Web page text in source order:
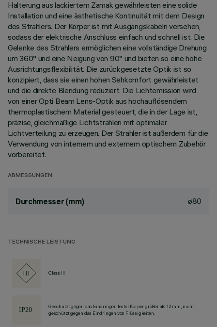
Halterung aus lackiertem Zamak gewährleisten eine solide
Installation und eine ästhetische Kontinuität mit dem Design
des Strahlers. Der Körper ist mit Ausgangskabeln versehen,
sodass der elektrische Anschluss einfach und schnell ist. Die
Gelenke des Strahlers ermöglichen eine vollständige Drehung
um 360° und eine Neigung von 90° und bieten so eine hohe
Ausrichtungsflexibilität. Die zurückgesetzte Optik ist so
konzipiert, dass sie einen hohen Sehkomfort gewährleistet
und die direkte Blendung reduziert. Die Lichtemission wird
von einer Opti Beam Lens-Optik aus hochauflösendem
thermoplastischem Material gesteuert, die in der Lage ist,
präzise, gleichmäßige Lichtstrahlen mit optimaler
Lichtverteilung zu erzeugen. Der Strahler ist außerdem für die
Verwendung von internem und externem optischem Zubehör
vorbereitet.
ABMESSUNGEN
Durchmesser (mm) ø80
TECHNISCHE LEISTUNG
Class III
Geschützt gegen das Eindringen fester Körper größer als 12 mm, nicht
geschützt gegen das Eindringen von Flüssigkeiten.